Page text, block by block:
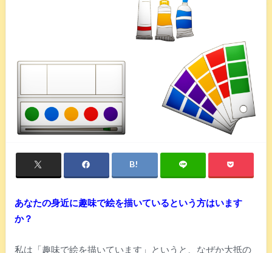
あなたの身近に趣味で絵を描いているという方はいます
か？
私は「趣味で絵を描いています」というと、なぜか大抵の